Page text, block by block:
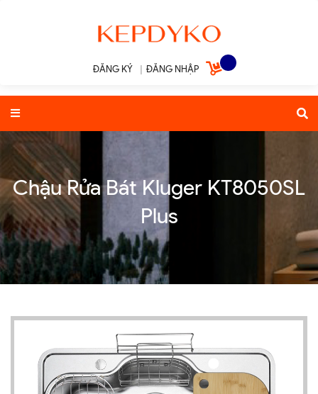
ĐĂNG KÝ ĐĂNG NHẬP
Chậu Rửa Bát Kluger KT8050SL
Plus